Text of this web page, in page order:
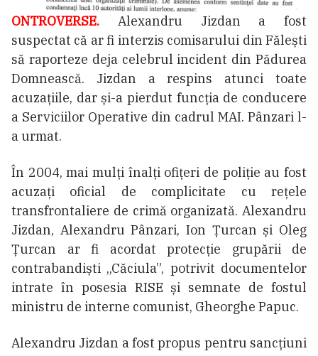
ONTROVERSE. Alexandru Jizdan a fost
suspectat că ar fi interzis comisarului din Fălești
să raporteze deja celebrul incident din Pădurea
Domnească. Jizdan a respins atunci toate
acuzațiile, dar și-a pierdut funcția de conducere
a Serviciilor Operative din cadrul MAI. Pânzari l-
a urmat.
În 2004, mai mulți înalți ofițeri de poliție au fost
acuzați oficial de complicitate cu rețele
transfrontaliere de crimă organizată. Alexandru
Jizdan, Alexandru Pânzari, Ion Țurcan și Oleg
Țurcan ar fi acordat protecție grupării de
contrabandiști „Căciula”, potrivit documentelor
intrate în posesia RISE și semnate de fostul
ministru de interne comunist, Gheorghe Papuc.
Alexandru Jizdan a fost propus pentru sancțiuni